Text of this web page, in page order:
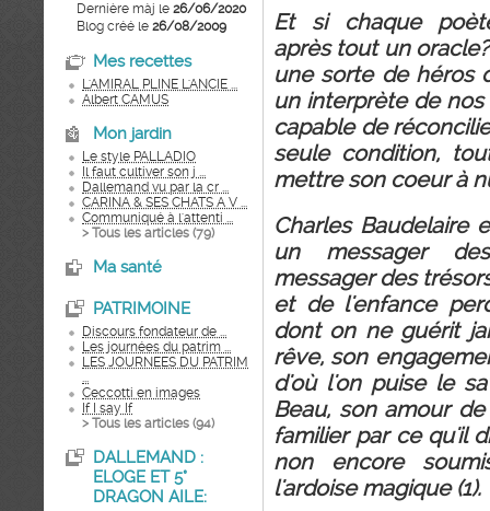
Dernière màj le 26/06/2020
Blog créé le 26/08/2009
Mes recettes
L'AMIRAL PLINE L'ANCIE ...
Albert CAMUS
Mon jardin
Le style PALLADIO
Il faut cultiver son j ...
Dallemand vu par la cr ...
CARINA & SES CHATS A V ...
Communiqué à l'attenti ...
> Tous les articles (79)
Ma santé
PATRIMOINE
Discours fondateur de ...
Les journées du patrim ...
LES JOURNEES DU PATRIM
...
Ceccotti en images
If I say If
> Tous les articles (94)
DALLEMAND :
ELOGE ET 5°
DRAGON AILE:
Et si chaque
après tout un
une sorte de héros
un interprète de
capable de
seule condition,
mettre son coeur à
Charles Baudelaire
un messager
messager des
et de l'enfance
dont on ne guérit
rêve, son
d'où l'on puise le
Beau, son amour
familier par ce qu'il
non encore
l'ardoise magique (1).